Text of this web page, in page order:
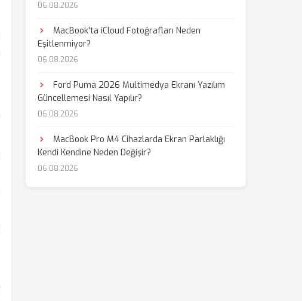
06.08.2026
MacBook'ta iCloud Fotoğrafları Neden
Eşitlenmiyor?
06.08.2026
Ford Puma 2026 Multimedya Ekranı Yazılım
Güncellemesi Nasıl Yapılır?
06.08.2026
MacBook Pro M4 Cihazlarda Ekran Parlaklığı
Kendi Kendine Neden Değişir?
06.08.2026